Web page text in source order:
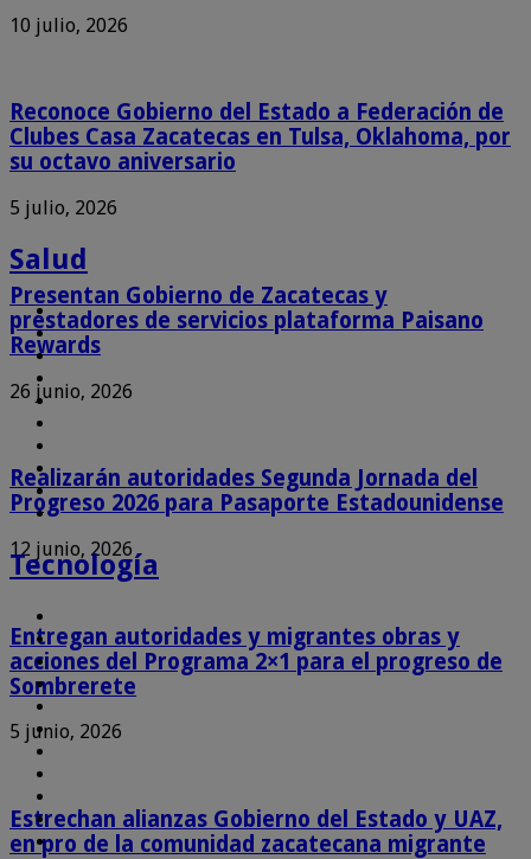
10 julio, 2026
Reconoce Gobierno del Estado a Federación de
Clubes Casa Zacatecas en Tulsa, Oklahoma, por
su octavo aniversario
5 julio, 2026
Presentan Gobierno de Zacatecas y
prestadores de servicios plataforma Paisano
Rewards
26 junio, 2026
Realizarán autoridades Segunda Jornada del
Progreso 2026 para Pasaporte Estadounidense
12 junio, 2026
Entregan autoridades y migrantes obras y
acciones del Programa 2×1 para el progreso de
Sombrerete
5 junio, 2026
Estrechan alianzas Gobierno del Estado y UAZ,
en pro de la comunidad zacatecana migrante
Salud
Tecnología